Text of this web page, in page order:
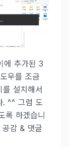
에 추가된 3
우를 조금
설치해서
. ^^ 그럼 도
록 하겠습니
감 & 댓글